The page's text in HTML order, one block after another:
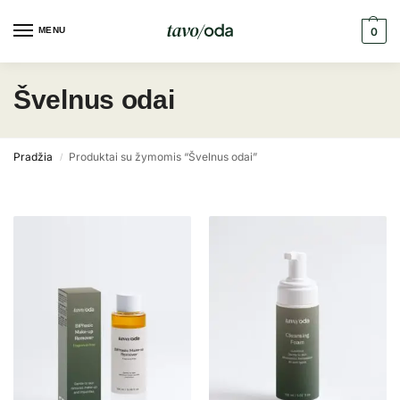
MENU 0
Švelnus odai
Pradžia / Produktai su žymomis “Švelnus odai”